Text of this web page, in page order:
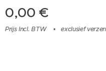
0,00 €
Prijs Incl. BTW exclusief